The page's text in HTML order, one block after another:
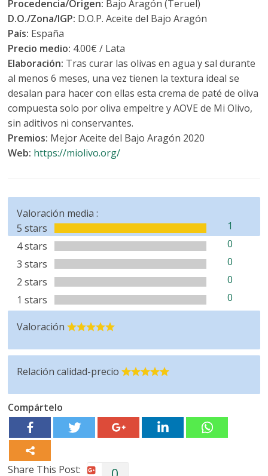
Procedencia/Origen: Bajo Aragón (Teruel)
D.O./Zona/IGP: D.O.P. Aceite del Bajo Aragón
País: España
Precio medio: 4.00€ / Lata
Elaboración: Tras curar las olivas en agua y sal durante
al menos 6 meses, una vez tienen la textura ideal se
desalan para hacer con ellas esta crema de paté de oliva
compuesta solo por oliva empeltre y AOVE de Mi Olivo,
sin aditivos ni conservantes.
Premios: Mejor Aceite del Bajo Aragón 2020
Web: https://miolivo.org/
Valoración media :
5 stars
1
4 stars
0
3 stars
0
2 stars
0
1 stars
0
Valoración
Relación calidad-precio
Compártelo
Share This Post: